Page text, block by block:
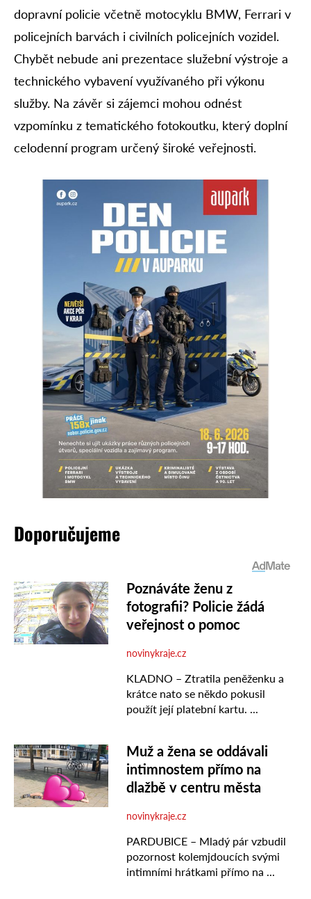
dopravní policie včetně motocyklu BMW, Ferrari v
policejních barvách i civilních policejních vozidel.
Chybět nebude ani prezentace služební výstroje a
technického vybavení využívaného při výkonu
služby. Na závěr si zájemci mohou odnést
vzpomínku z tematického fotokoutku, který doplní
celodenní program určený široké veřejnosti.
Doporučujeme